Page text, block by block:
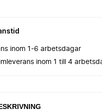
inom 1-6 arbetsdagar
inom 1 till 4